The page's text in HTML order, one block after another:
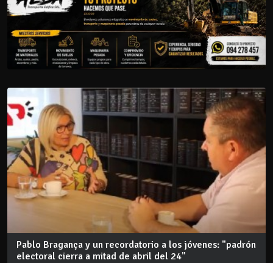
Pablo Bragança y un recordatorio a los jóvenes: "padrón
electoral cierra a mitad de abril del 24"